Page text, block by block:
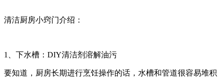
清洁厨房小窍门介绍：
1、下水槽：DIY清洁剂溶解油污
要知道，厨房长期进行烹饪操作的话，水槽和管道很容易堆积